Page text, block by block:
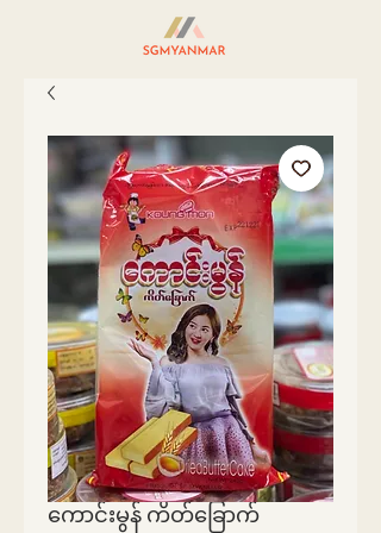
ကောင်းမွန် ကိတ်ခြောက်